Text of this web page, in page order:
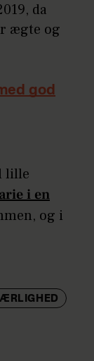
da
ægte og
god
lille
i en
og i